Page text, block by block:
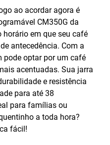
ao acordar agora é
CM350G da
horário em que seu café
antecedência. Com a
pode optar por um café
acentuadas. Sua jarra
e resistência
para até 38
para famílias ou
a toda hora?
fácil!